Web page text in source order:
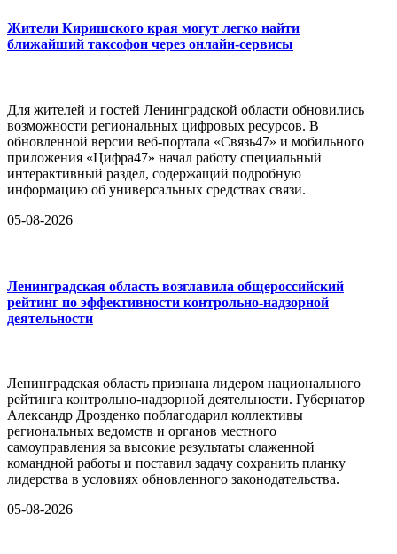
Жители Киришского края могут легко найти
ближайший таксофон через онлайн-сервисы
Для жителей и гостей Ленинградской области обновились
возможности региональных цифровых ресурсов. В
обновленной версии веб-портала «Связь47» и мобильного
приложения «Цифра47» начал работу специальный
интерактивный раздел, содержащий подробную
информацию об универсальных средствах связи.
05-08-2026
Ленинградская область возглавила общероссийский
рейтинг по эффективности контрольно-надзорной
деятельности
Ленинградская область признана лидером национального
рейтинга контрольно-надзорной деятельности. Губернатор
Александр Дрозденко поблагодарил коллективы
региональных ведомств и органов местного
самоуправления за высокие результаты слаженной
командной работы и поставил задачу сохранить планку
лидерства в условиях обновленного законодательства.
05-08-2026